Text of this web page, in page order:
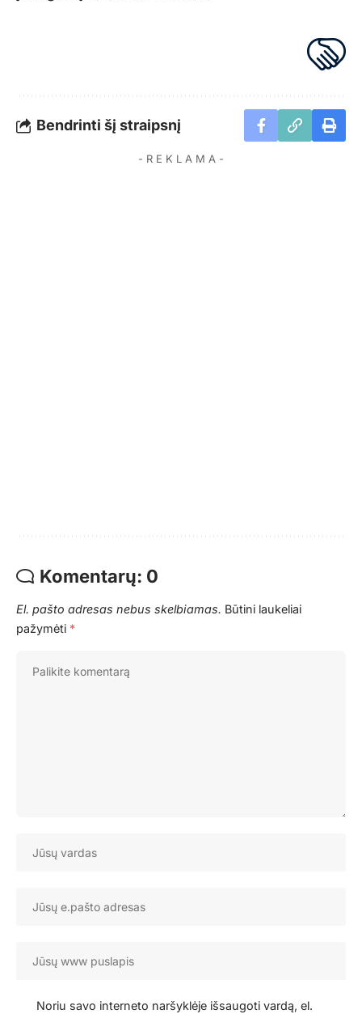
Bendrinti šį straipsnį
- R E K L A M A -
Komentarų: 0
El. pašto adresas nebus skelbiamas. Būtini laukeliai
pažymėti *
Noriu savo interneto naršyklėje išsaugoti vardą, el.